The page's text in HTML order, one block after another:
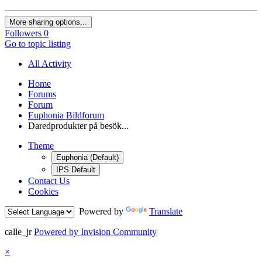
More sharing options...
Followers 0
Go to topic listing
All Activity
Home
Forums
Forum
Euphonia Bildforum
Daredprodukter på besök...
Theme
Euphonia (Default)
IPS Default
Contact Us
Cookies
Powered by
Translate
calle_jr Powered by Invision Community
×